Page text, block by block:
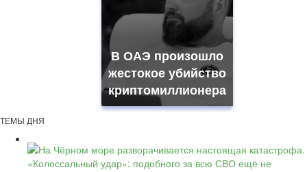
В ОАЭ произошло
жестокое убийство
криптомиллионера
ТЕМЫ ДНЯ